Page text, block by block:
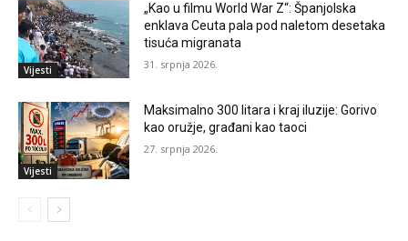
Vijesti
„Kao u filmu World War Z“: Španjolska
enklava Ceuta pala pod naletom desetaka
tisuća migranata
31. srpnja 2026.
Vijesti
Maksimalno 300 litara i kraj iluzije: Gorivo
kao oružje, građani kao taoci
27. srpnja 2026.